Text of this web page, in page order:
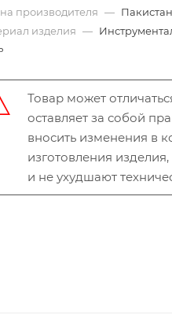
производителя — Пакистан
изделия —
Товар может
оставляет за собой
вносить изменения в
изготовления
и не ухудшают